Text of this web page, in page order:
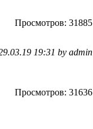
Просмотров: 31885
19:31 by admin
Просмотров: 31636